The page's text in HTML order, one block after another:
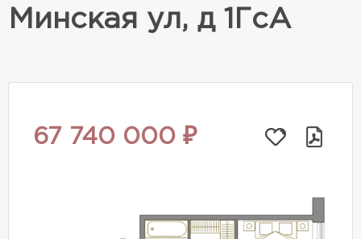
Минская ул, д 1ГсА
67 740 000 ₽